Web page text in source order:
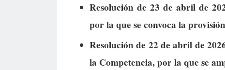
Resolución de 23 de abril de
por la que se convoca la
Resolución de 22 de abril de
la Competencia, por la que se